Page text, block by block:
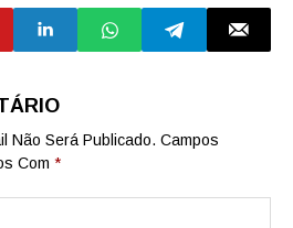
gasolina ligados a
organização
criminosa
Não Será Publicado. Campos
Com *